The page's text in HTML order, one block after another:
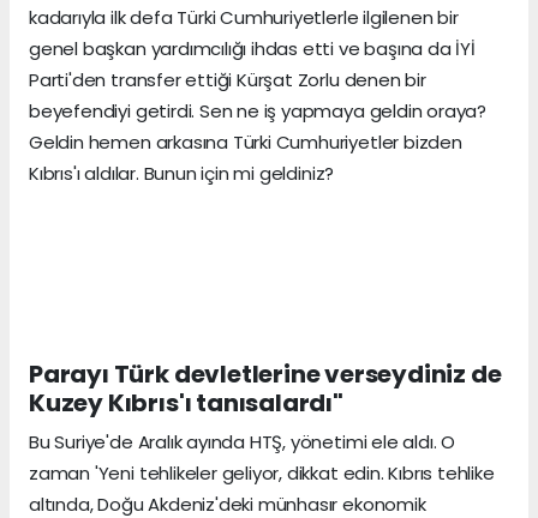
kadarıyla ilk defa Türki Cumhuriyetlerle ilgilenen bir
genel başkan yardımcılığı ihdas etti ve başına da İYİ
Parti'den transfer ettiği Kürşat Zorlu denen bir
beyefendiyi getirdi. Sen ne iş yapmaya geldin oraya?
Geldin hemen arkasına Türki Cumhuriyetler bizden
Kıbrıs'ı aldılar. Bunun için mi geldiniz?
Parayı Türk devletlerine verseydiniz de
Kuzey Kıbrıs'ı tanısalardı"
Bu Suriye'de Aralık ayında HTŞ, yönetimi ele aldı. O
zaman 'Yeni tehlikeler geliyor, dikkat edin. Kıbrıs tehlike
altında, Doğu Akdeniz'deki münhasır ekonomik